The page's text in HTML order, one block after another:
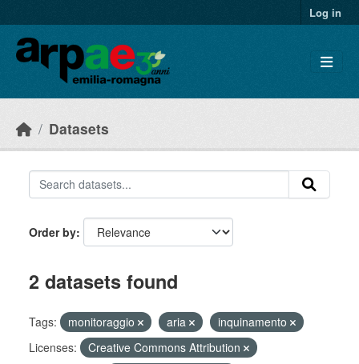
Log in
Datasets
Order by
2 datasets found
Tags: monitoraggio aria
inquinamento
Licenses:
Creative Commons Attribution